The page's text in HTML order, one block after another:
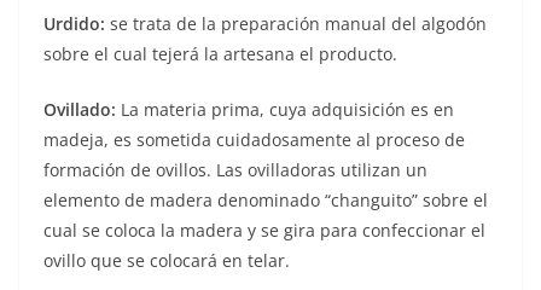
Urdido: se trata de la preparación manual del algodón
sobre el cual tejerá la artesana el producto.
Ovillado: La materia prima, cuya adquisición es en
madeja, es sometida cuidadosamente al proceso de
formación de ovillos. Las ovilladoras utilizan un
elemento de madera denominado “changuito” sobre el
cual se coloca la madera y se gira para confeccionar el
ovillo que se colocará en telar.